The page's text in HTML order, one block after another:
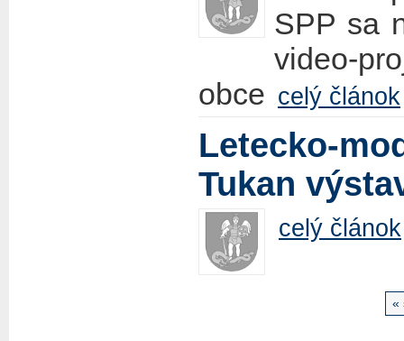
SPP sa
video-
obce celý článok
Letecko-
Tukan
celý článok
«